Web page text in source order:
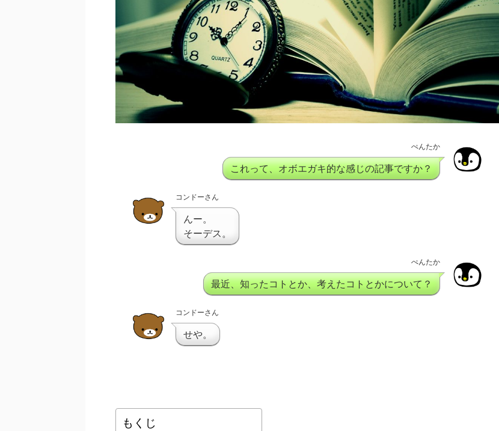
ぺんたか
これって、オボエガキ的な感じの記事ですか？
コンドーさん
んー。
そーデス。
ぺんたか
最近、知ったコトとか、考えたコトとかについて？
コンドーさん
せや。
もくじ